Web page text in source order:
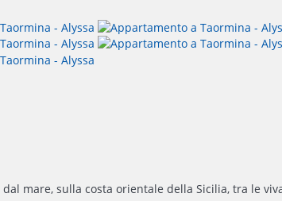
mare, sulla costa orientale della Sicilia, tra le